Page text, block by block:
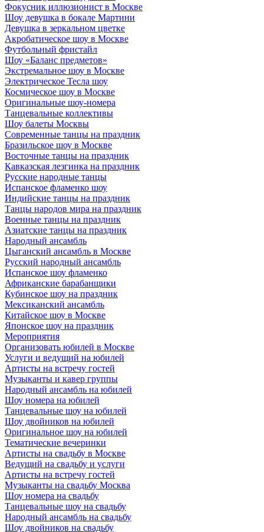
Фокусник иллюзионист в Москве
Шоу девушка в бокале Мартини
Девушка в зеркальном цветке
Акробатическое шоу в Москве
Футбольный фристайл
Шоу «Баланс предметов»
Экстремальное шоу в Москве
Электрическое Тесла шоу
Космическое шоу в Москве
Оригинальные шоу-номера
Танцевальные коллективы
Шоу балеты Москвы
Современные танцы на праздник
Бразильское шоу в Москве
Восточные танцы на праздник
Кавказская лезгинка на праздник
Русские народные танцы
Испанское фламенко шоу
Индийские танцы на праздник
Танцы народов мира на праздник
Военные танцы на праздник
Азиатские танцы на праздник
Народный ансамбль
Цыганский ансамбль в Москве
Русский народный ансамбль
Испанское шоу фламенко
Африканские барабанщики
Кубинское шоу на праздник
Мексиканский ансамбль
Китайское шоу в Москве
Японское шоу на праздник
Мероприятия
Организовать юбилей в Москве
Услуги и ведущий на юбилей
Артисты на встречу гостей
Музыканты и кавер группы
Народный ансамбль на юбилей
Шоу номера на юбилей
Танцевальные шоу на юбилей
Шоу двойников на юбилей
Оригинальное шоу на юбилей
Тематические вечеринки
Артисты на свадьбу в Москве
Ведущий на свадьбу и услуги
Артисты на встречу гостей
Музыканты на свадьбу Москва
Шоу номера на свадьбу
Танцевальные шоу на свадьбу
Народный ансамбль на свадьбу
Шоу двойников на свадьбу